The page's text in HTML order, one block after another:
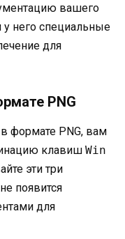
вашего
у него специальные
для
PNG
формате PNG, вам
клавиш Win
эти три
появится
для